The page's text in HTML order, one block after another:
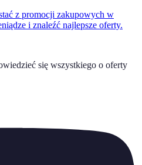
z promocji zakupowych w
i znaleźć najlepsze oferty.
się wszystkiego o oferty